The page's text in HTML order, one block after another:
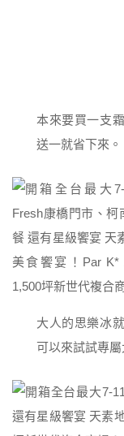
本來要買一支
送一就省下來。
大人的思樂冰
可以來試試專屬